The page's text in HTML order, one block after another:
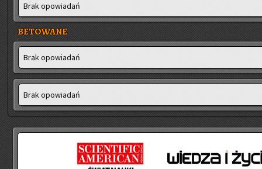
Brak opo­wia­dań
BETOWANE
Brak opo­wia­dań
Brak opo­wia­dań